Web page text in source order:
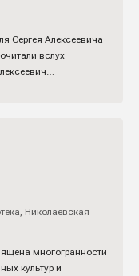
Сергея Алексеевича
вслух
, Николаевская
многогранности
культур и